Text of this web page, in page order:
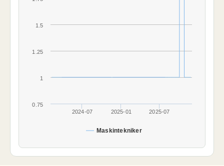
Maskintekniker
2024-07 2025-01 2025-07
1
0.75
1.25
1.5